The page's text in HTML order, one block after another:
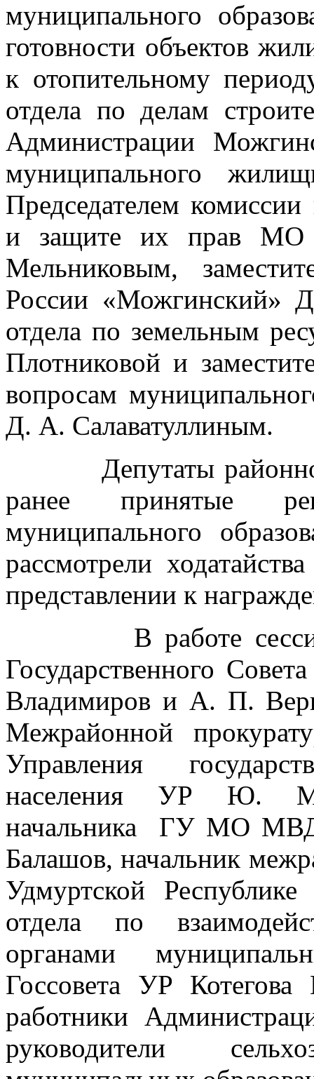
муниципального
готовности объектов
к отопительному
отдела по делам
Администрации
муниципального
Председателем
и защите их прав МО
Мельниковым,
России «Можгинский»
отдела по земельным
Плотниковой и
вопросам
Д. А. Салаватуллиным.
Депутаты районного
ранее принятые
муниципального
рассмотрели
представлении к
В работе сессии
Государственного
Владимиров и А. П.
Межрайонной
Управления
населения УР Ю. М.
начальника ГУ МО
Балашов, начальник
Удмуртской
отдела по
органами
Госсовета УР
работники
руководители